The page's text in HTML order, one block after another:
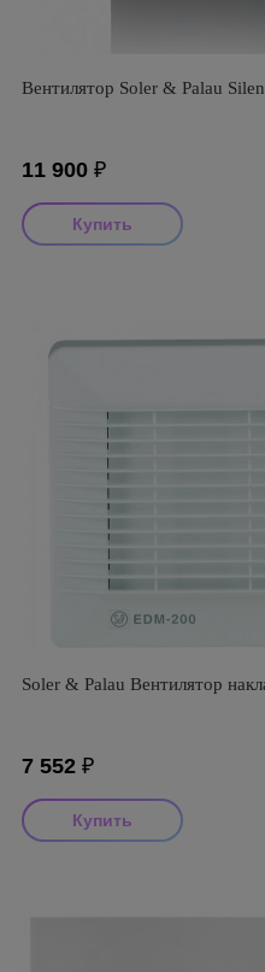
Вентилятор Soler & Palau
11 900 ₽
Soler & Palau Вентилятор
7 552 ₽